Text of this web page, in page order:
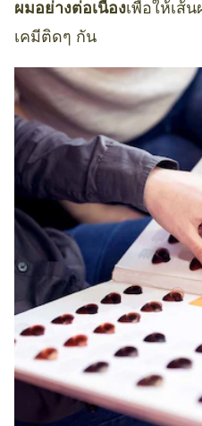
ผมอย่างต่อเนื่องเพื่อให้เส้
เคมีติดๆ กัน